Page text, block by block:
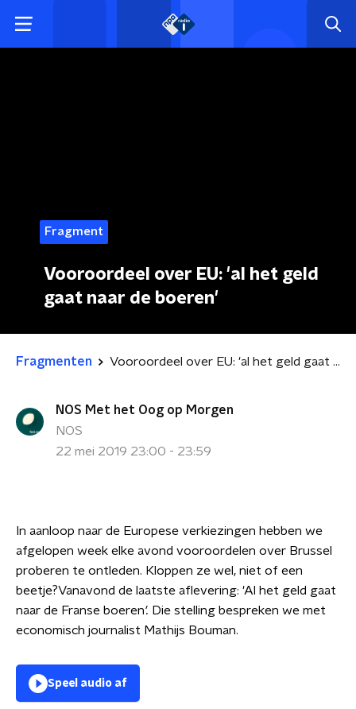
Fragment
Vooroordeel over EU: 'al het geld
gaat naar de boeren'
Fragmenten Vooroordeel over EU: 'al het geld gaat naar de boeren'
NOS Met het Oog op Morgen
NOS
22 mei 2019 23:00 - 23:59
In aanloop naar de Europese verkiezingen hebben we
afgelopen week elke avond vooroordelen over Brussel
proberen te ontleden. Kloppen ze wel, niet of een
beetje?Vanavond de laatste aflevering: 'Al het geld gaat
naar de Franse boeren'. Die stelling bespreken we met
economisch journalist Mathijs Bouman.
Speel audio af